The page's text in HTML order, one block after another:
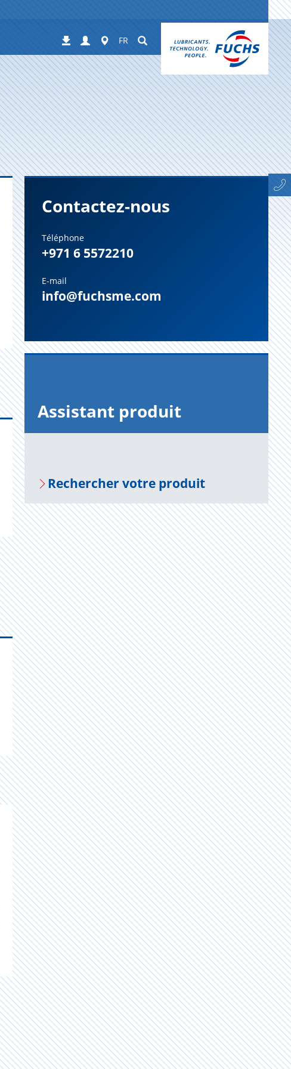
Téléchargements
Login Worldwide
FR Suchen
Contactez-nous
Téléphone
+971 6 5572210
E-mail
info@fuchsme.com
Assis­tant pro­duit
Recher­cher votre pro­duit